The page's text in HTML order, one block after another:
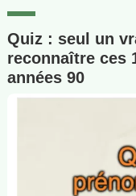
Quiz : seul un
reconnaître ces
années 90